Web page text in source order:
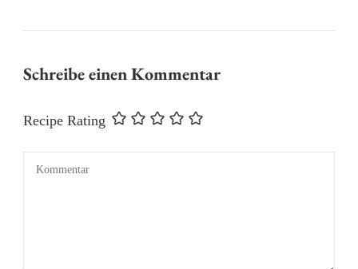
Schreibe einen Kommentar
Recipe Rating